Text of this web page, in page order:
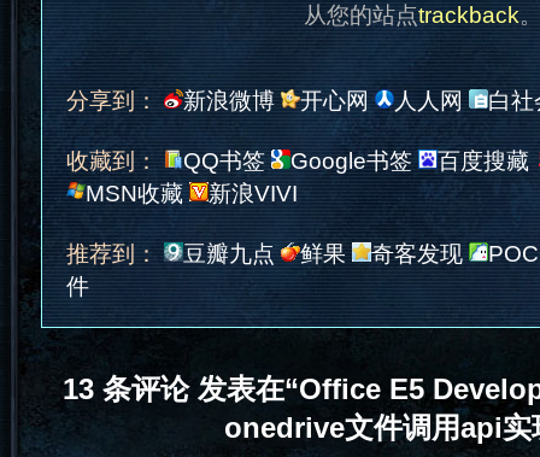
从您的站点trackback
分享到： 新浪微博 开心网 人人网 白社
收藏到： QQ书签 Google书签
百度搜藏
MSN收藏
新浪VIVI
推荐到： 豆瓣九点 鲜果 奇客发现
件
13 条评论 发表在“Office E5
onedrive文件调用api实